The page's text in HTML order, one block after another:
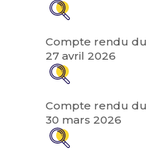
Compte rendu du
27 avril 2026
Compte rendu du
30 mars 2026